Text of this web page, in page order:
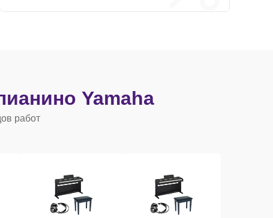
Yamaha
работ